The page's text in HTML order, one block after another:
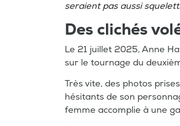
seraient pas aussi
Des clichés
Le 21 juillet 2025, Anne
sur le tournage du
Très vite, des photos
hésitants de son
femme accomplie à une